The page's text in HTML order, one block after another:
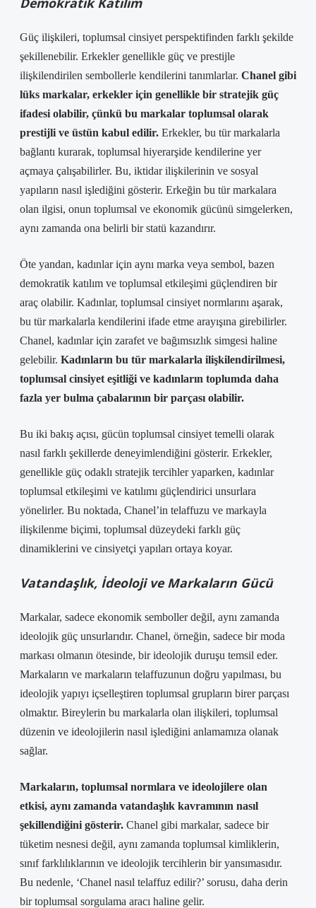
Güç ilişkileri, toplumsal cinsiyet perspektifinden farklı şekilde
şekillenebilir. Erkekler genellikle güç ve prestijle
ilişkilendirilen sembollerle kendilerini tanımlarlar. Chanel gibi
lüks markalar, erkekler için genellikle bir stratejik güç
ifadesi olabilir, çünkü bu markalar toplumsal olarak
prestijli ve üstün kabul edilir. Erkekler, bu tür markalarla
bağlantı kurarak, toplumsal hiyerarşide kendilerine yer
açmaya çalışabilirler. Bu, iktidar ilişkilerinin ve sosyal
yapıların nasıl işlediğini gösterir. Erkeğin bu tür markalara
olan ilgisi, onun toplumsal ve ekonomik gücünü simgelerken,
aynı zamanda ona belirli bir statü kazandırır.
Öte yandan, kadınlar için aynı marka veya sembol, bazen
demokratik katılım ve toplumsal etkileşimi güçlendiren bir
araç olabilir. Kadınlar, toplumsal cinsiyet normlarını aşarak,
bu tür markalarla kendilerini ifade etme arayışına girebilirler.
Chanel, kadınlar için zarafet ve bağımsızlık simgesi haline
gelebilir. Kadınların bu tür markalarla ilişkilendirilmesi,
toplumsal cinsiyet eşitliği ve kadınların toplumda daha
fazla yer bulma çabalarının bir parçası olabilir.
Bu iki bakış açısı, gücün toplumsal cinsiyet temelli olarak
nasıl farklı şekillerde deneyimlendiğini gösterir. Erkekler,
genellikle güç odaklı stratejik tercihler yaparken, kadınlar
toplumsal etkileşimi ve katılımı güçlendirici unsurlara
yönelirler. Bu noktada, Chanel’in telaffuzu ve markayla
ilişkilenme biçimi, toplumsal düzeydeki farklı güç
dinamiklerini ve cinsiyetçi yapıları ortaya koyar.
Vatandaşlık, İdeoloji ve Markaların Gücü
Markalar, sadece ekonomik semboller değil, aynı zamanda
ideolojik güç unsurlarıdır. Chanel, örneğin, sadece bir moda
markası olmanın ötesinde, bir ideolojik duruşu temsil eder.
Markaların ve markaların telaffuzunun doğru yapılması, bu
ideolojik yapıyı içselleştiren toplumsal grupların birer parçası
olmaktır. Bireylerin bu markalarla olan ilişkileri, toplumsal
düzenin ve ideolojilerin nasıl işlediğini anlamamıza olanak
sağlar.
Markaların, toplumsal normlara ve ideolojilere olan
etkisi, aynı zamanda vatandaşlık kavramının nasıl
şekillendiğini gösterir. Chanel gibi markalar, sadece bir
tüketim nesnesi değil, aynı zamanda toplumsal kimliklerin,
sınıf farklılıklarının ve ideolojik tercihlerin bir yansımasıdır.
Bu nedenle, ‘Chanel nasıl telaffuz edilir?’ sorusu, daha derin
bir toplumsal sorgulama aracı haline gelir.